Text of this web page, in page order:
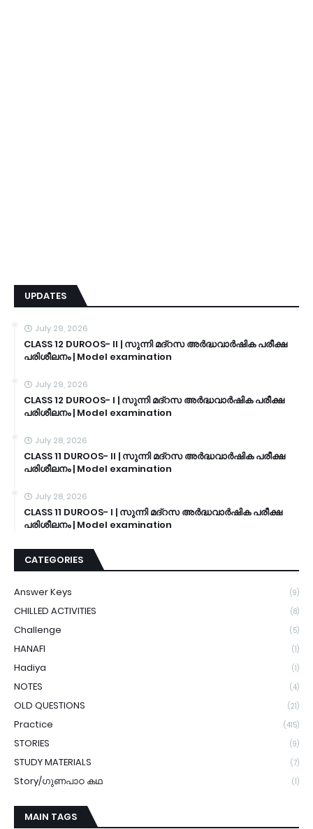
UPDATES
July 29, 2026
CLASS 12 DUROOS- II | സുന്നി മദ്റസ അർദ്ധവാർഷിക പരീക്ഷ
പരിശീലനം | Model examination
July 29, 2026
CLASS 12 DUROOS- I | സുന്നി മദ്റസ അർദ്ധവാർഷിക പരീക്ഷ
പരിശീലനം | Model examination
July 28, 2026
CLASS 11 DUROOS- II | സുന്നി മദ്റസ അർദ്ധവാർഷിക പരീക്ഷ
പരിശീലനം | Model examination
July 28, 2026
CLASS 11 DUROOS- I | സുന്നി മദ്റസ അർദ്ധവാർഷിക പരീക്ഷ
പരിശീലനം | Model examination
CATEGORIES
Answer Keys (9)
CHILLED ACTIVITIES (8)
Challenge (5)
HANAFI (1)
Hadiya (1)
NOTES (4)
OLD QUESTIONS (21)
Practice (415)
STORIES (9)
STUDY MATERIALS (7)
Story/ഗുണപാഠ കഥ (1)
MAIN TAGS